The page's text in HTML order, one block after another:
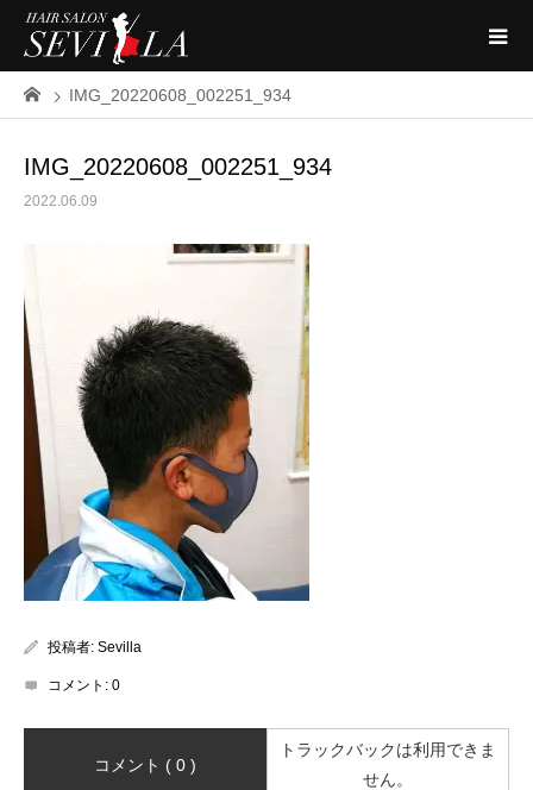
IMG_20220608_002251_934
IMG_20220608_002251_934
2022.06.09
投稿者: Sevilla
コメント: 0
コメント ( 0 )
トラックバックは利用できま
せん。